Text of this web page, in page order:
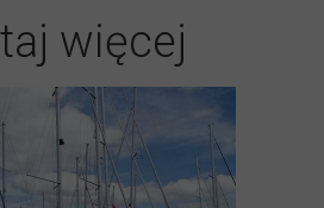
więcej